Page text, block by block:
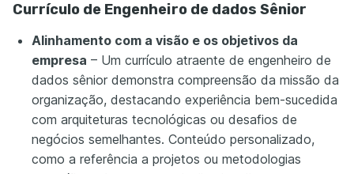
Currículo de Engenheiro de dados Sênior
Alinhamento com a visão e os objetivos da
empresa – Um currículo atraente de engenheiro de
dados sênior demonstra compreensão da missão da
organização, destacando experiência bem-sucedida
com arquiteturas tecnológicas ou desafios de
negócios semelhantes. Conteúdo personalizado,
como a referência a projetos ou metodologias